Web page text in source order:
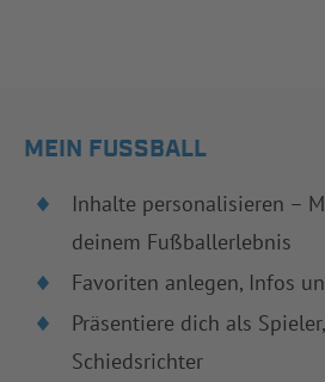
MEIN FUSSBALL
Inhalte personalisieren –
deinem Fußballerlebnis
Favoriten anlegen, Infos
Präsentiere dich als
Schiedsrichter